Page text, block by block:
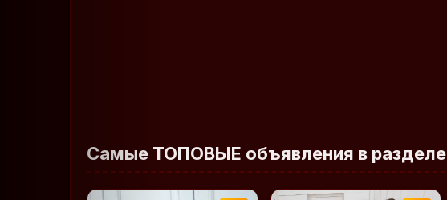
Самые ТОПОВЫЕ объявления в разделе